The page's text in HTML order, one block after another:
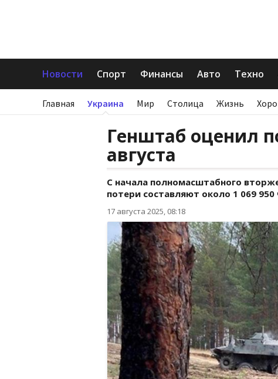
Новости Спорт Финансы Авто Техно
Главная Украина Мир Столица Жизнь
Генштаб оценил
августа
С начала полномасштабного
потери составляют около 1 069 950
17 августа 2025, 08:18